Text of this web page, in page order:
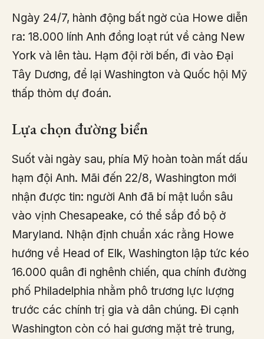
Ngày 24/7, hành động bất ngờ của Howe diễn
ra: 18.000 lính Anh đồng loạt rút về cảng New
York và lên tàu. Hạm đội rời bến, đi vào Đại
Tây Dương, để lại Washington và Quốc hội Mỹ
thấp thỏm dự đoán.
Lựa chọn đường biển
Suốt vài ngày sau, phía Mỹ hoàn toàn mất dấu
hạm đội Anh. Mãi đến 22/8, Washington mới
nhận được tin: người Anh đã bí mật luồn sâu
vào vịnh Chesapeake, có thể sắp đổ bộ ở
Maryland. Nhận định chuẩn xác rằng Howe
hướng về Head of Elk, Washington lập tức kéo
16.000 quân đi nghênh chiến, qua chính đường
phố Philadelphia nhằm phô trương lực lượng
trước các chính trị gia và dân chúng. Đi cạnh
Washington còn có hai gương mặt trẻ trung,